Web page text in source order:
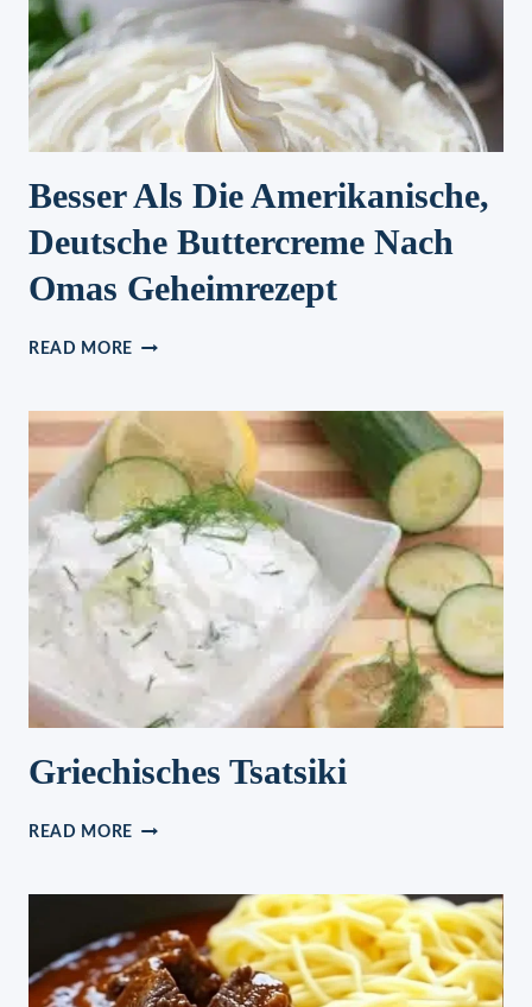
Besser Als Die Amerikanische,
Deutsche Buttercreme Nach
Omas Geheimrezept
READ MORE BESSER
AMERIKANISCHE,
DEUTSCHE
BUTTERCREME
NACH
OMAS
GEHEIMREZEPT
Griechisches Tsatsiki
READ MORE GRIECHISCHES